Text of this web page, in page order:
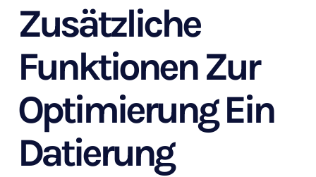
Zusätzliche
Funktionen Zur
Optimierung Ein
Datierung